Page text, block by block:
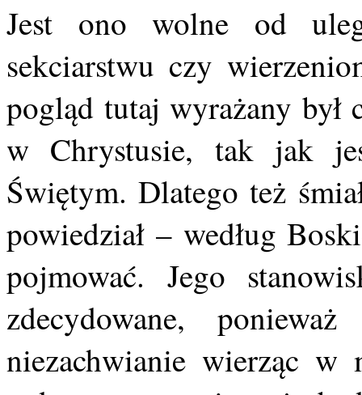
Jest ono wolne od
sekciarstwu czy
pogląd tutaj wyrażany był
w Chrystusie, tak jak
Świętym. Dlatego też
powiedział – według
pojmować. Jego
zdecydowane,
niezachwianie wierząc w